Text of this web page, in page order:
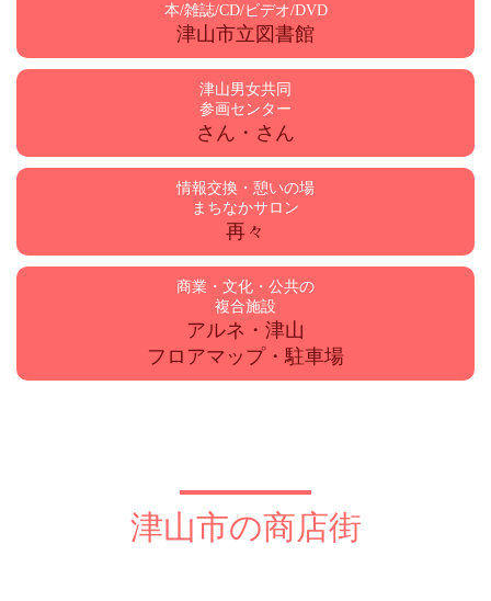
本/雑誌/CD/ビデオ/DVD
津山市立図書館
津山男女共同
参画センター
さん・さん
情報交換・憩いの場
まちなかサロン
再々
商業・文化・公共の
複合施設
アルネ・津山
フロアマップ・駐車場
津山市の商店街